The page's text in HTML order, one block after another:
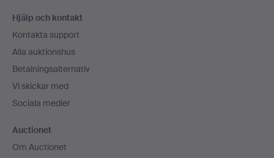
Hjälp och kontakt
Kontakta support
Alla auktionshus
Betalningsalternativ
Vi skickar med
Sociala medier
Auctionet
Om Auctionet